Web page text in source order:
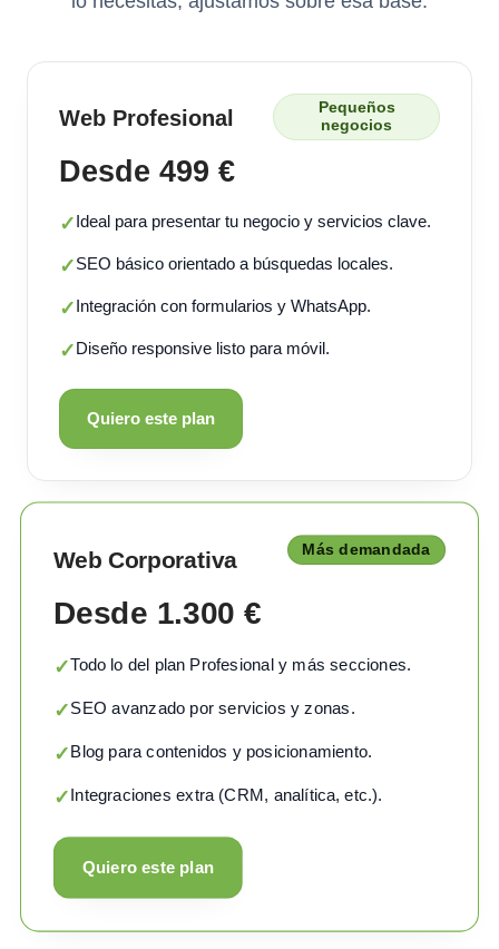
Web Profesional
Pequeños
negocios
Desde 499 €
✓Ideal para presentar tu negocio y servicios clave.
✓SEO básico orientado a búsquedas locales.
✓Integración con formularios y WhatsApp.
✓Diseño responsive listo para móvil.
Quiero este plan
Web Corporativa Más demandada
Desde 1.300 €
✓Todo lo del plan Profesional y más secciones.
✓SEO avanzado por servicios y zonas.
✓Blog para contenidos y posicionamiento.
✓Integraciones extra (CRM, analítica, etc.).
Quiero este plan